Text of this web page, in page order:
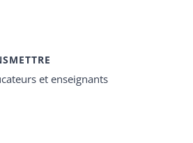
et enseignants